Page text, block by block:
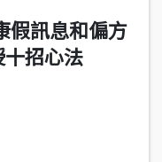
假訊息和偏方
招心法